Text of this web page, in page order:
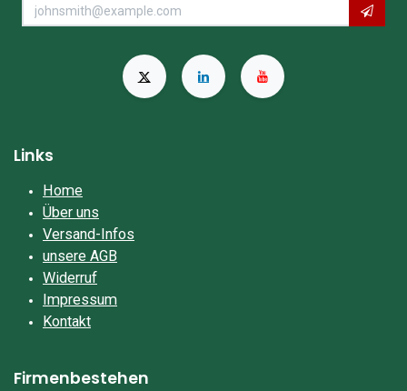
Links
Home
Über uns
Versand-Infos
unsere AGB
Widerruf
Impressum​
Kontakt
Firmenbestehen